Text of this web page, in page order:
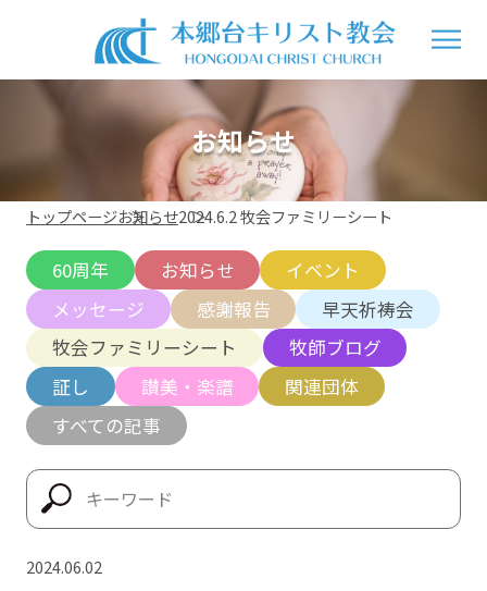
お知らせ
トップページお知らせ2024.6.2 牧会ファミリーシート
60周年 お知らせ
イベント
メッセージ
感謝報告
早天祈祷会
牧会ファミリーシート
牧師ブログ
証し
讃美・楽譜
関連団体
すべての記事
2024.06.02